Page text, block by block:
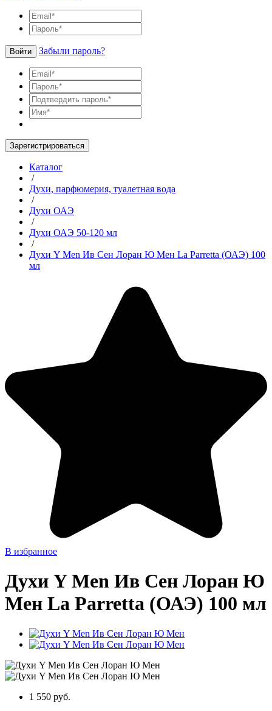
Войти Забыли пароль?
Зарегистрироваться
Каталог
/
Духи, парфюмерия, туалетная вода
/
Духи ОАЭ
/
Духи ОАЭ 50-120 мл
/
Духи Y Men Ив Сен Лоран Ю Мен La Parretta (ОАЭ) 100
мл
В избранное
Духи Y Men Ив Сен Лоран Ю
Мен La Parretta (ОАЭ) 100 мл
1 550 руб.